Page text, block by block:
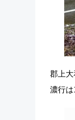
郡上
濃行は